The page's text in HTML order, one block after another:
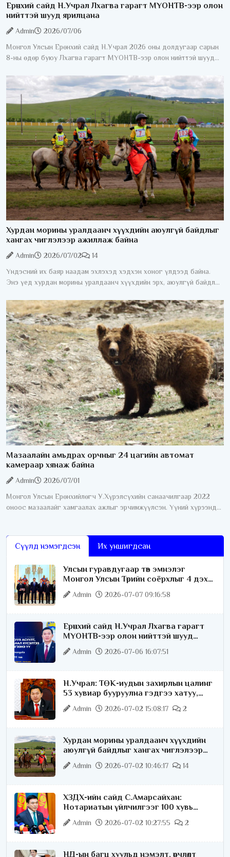
Ерөнхий сайд Н.Учрал Лхагва гарагт МҮОНТВ-ээр олон
нийттэй шууд ярилцана
Admin
2026/07/06
Монгол Улсын Ерөнхий сайд Н.Учрал 2026 оны долдугаар сарын
8-ны өдөр буюу Лхагва гарагт МҮОНТВ-ээр олон нийттэй шууд
Хурдан морины уралдаанч хүүхдийн аюулгүй байдлыг
хангах чиглэлээр ажиллаж байна
Admin 2026/07/02
14
Үндэсний их баяр наадам эхлэхэд хэдхэн хоног үлдээд байна.
Энэ үед хурдан морины уралдаанч хүүхдийн эрх, аюулгүй байдлыг
морины
Мазаалайн амьдрах орчныг 24 цагийн автомат
камераар хянаж байна
Admin
2026/07/01
Монгол Улсын Ерөнхийлөгч У.Хүрэлсүхийн санаачилгаар 2022
оноос мазаалайг хамгаалах ажлыг эрчимжүүлсэн. Үүний хүрээнд
Сүүлд нэмэгдсэн Их уншигдсан
Улсын гуравдугаар төв эмнэлэг
Монгол Улсын Төрийн соёрхлыг 4 дэх
удаагаа хүртлээ
Admin 2026-07-07 09:16:58
Ерөнхий сайд Н.Учрал Лхагва гарагт
МҮОНТВ-ээр олон нийттэй шууд
ярилцана
Admin 2026-07-06 16:07:51
Н.Учрал: ТӨК-иудын захирлын цалинг
53 хувиар бууруулна гэдгээ хатуу,
хариуцлагатайгаар хэлье
Admin 2026-07-02 15:08:17 2
Хурдан морины уралдаанч хүүхдийн
аюулгүй байдлыг хангах чиглэлээр
ажиллаж байна
Admin 2026-07-02 10:46:17 14
ХЗДХ-ийн сайд С.Амарсайхан:
Нотариатын үйлчилгээг 100 хувь
цахимжуулна
Admin 2026-07-02 10:27:55 2
НД-ын багц хуульд нэмэлт, өөрчлөлт